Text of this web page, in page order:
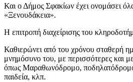
Και ο Δήμος Σφακίων έχει ονομάσει
«Ξενουδάκεια».
Η επιτροπή διαχείρισης του
Καθιερώνει από του χρόνου σταθερή
μνημόσυνο του, με περισσότερες και
όπως Μαραθωνόδρομο,
παιδεία, κλπ.